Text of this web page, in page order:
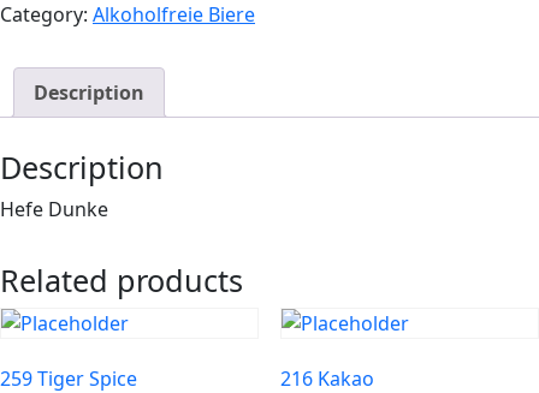
Category: Alkoholfreie Biere
Description
Description
Hefe Dunke
Related products
259 Tiger Spice 216 Kakao